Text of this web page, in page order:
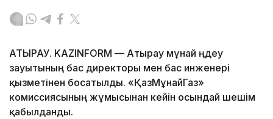
АТЫРАУ. KAZINFORM — Атырау мұнай өңдеу
зауытының бас директоры мен бас инженері
қызметінен босатылды. «ҚазМұнайГаз»
комиссиясының жұмысынан кейін осындай шешім
қабылданды.